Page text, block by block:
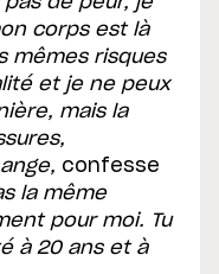
corps est là
mêmes risques
et je ne peux
mais la
confesse
la même
pour moi. Tu
à 20 ans et à